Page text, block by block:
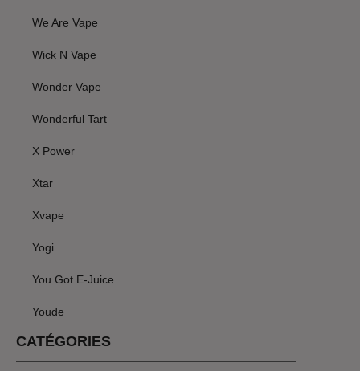
We Are Vape
Wick N Vape
Wonder Vape
Wonderful Tart
X Power
Xtar
Xvape
Yogi
You Got E-Juice
Youde
CATÉGORIES